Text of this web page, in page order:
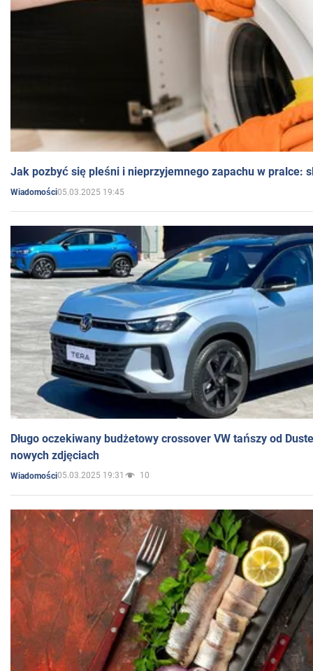
Jak pozbyć się pleśni i nieprzyjemnego zapachu w pralce:
Wiadomości05.03.2025 19:45
Długo oczekiwany budżetowy crossover VW tańszy od
nowych zdjęciach
Wiadomości05.03.2025 19:31 10